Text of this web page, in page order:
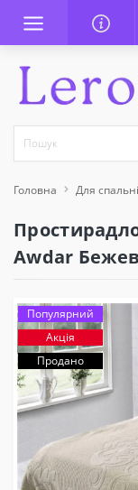
Головна Для спальні
Awdar
Популярний
Акція
Продано